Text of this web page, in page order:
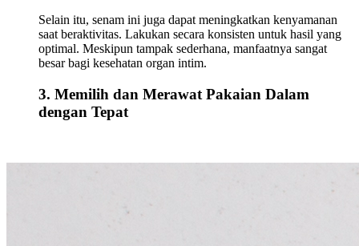
Selain itu, senam ini juga dapat meningkatkan kenyamanan
saat beraktivitas. Lakukan secara konsisten untuk hasil yang
optimal. Meskipun tampak sederhana, manfaatnya sangat
besar bagi kesehatan organ intim.
3. Memilih dan Merawat Pakaian Dalam
dengan Tepat